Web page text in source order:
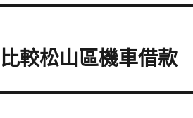
較松山區機車借款